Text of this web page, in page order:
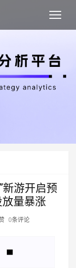
新游开启预
放量暴涨
0条评论